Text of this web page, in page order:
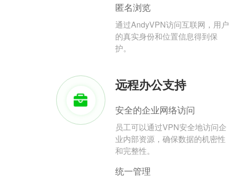
匿名浏览
通过AndyVPN访问互联网，用户
的真实身份和位置信息得到保
护。
远程办公支持
安全的企业网络访问
员工可以通过VPN安全地访问企
业内部资源，确保数据的机密性
和完整性。
统一管理